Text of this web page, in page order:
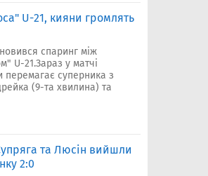
U-21, кияни громлять
спаринг між
U-21.Зараз у матчі
суперника з
(9-та хвилина) та
та Люсін вийшли
2:0